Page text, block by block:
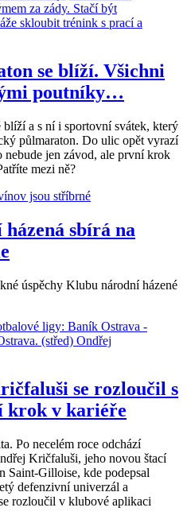
se blíží. Všichni
poutníky…
blíží a s ní i sportovní svátek, který
půlmaraton. Do ulic opět vyrazí
nebude jen závod, ale první krok
mezi ně?
sbírá na
úspěchy Klubu národní házené
se rozloučil s
krok v kariéře
Po necelém roce odchází
Kričfaluši, jeho novou štací
Saint-Gilloise, kde podepsal
defenzivní univerzál a
rozloučil v klubové aplikaci